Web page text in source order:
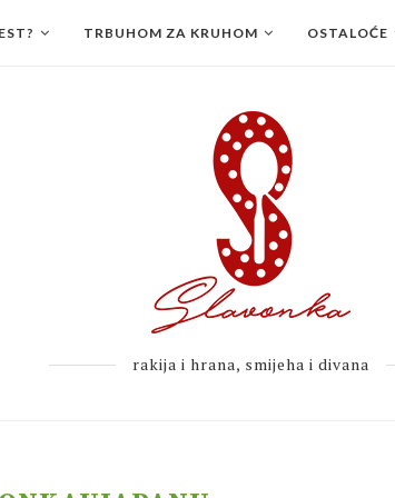
TRBUHOM ZA KRUHOM OSTALOĆE
rakija i hrana, smijeha i divana